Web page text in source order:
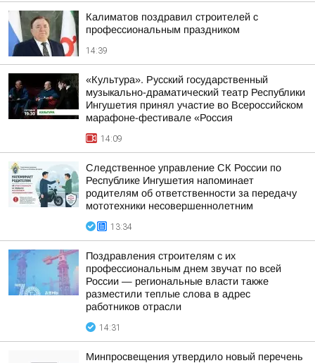
Калиматов поздравил строителей с
профессиональным праздником
14:39
«Культура». Русский государственный
музыкально-драматический театр Республики
Ингушетия принял участие во Всероссийском
марафоне-фестивале «Россия
14:09
Следственное управление СК России по
Республике Ингушетия напоминает
родителям об ответственности за передачу
мототехники несовершеннолетним
13:34
Поздравления строителям с их
профессиональным днем звучат по всей
России — региональные власти также
разместили теплые слова в адрес
работников отрасли
14:31
Минпросвещения утвердило новый перечень